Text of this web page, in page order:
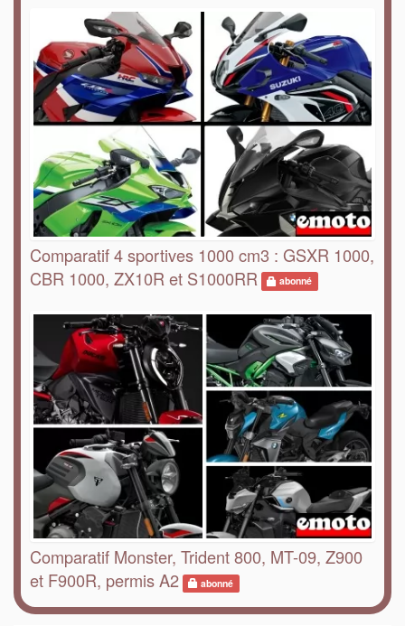
Comparatif 4 sportives 1000 cm3 : GSXR 1000,
CBR 1000, ZX10R et S1000RR
abonné
Comparatif Monster, Trident 800, MT-09, Z900
et F900R, permis A2
abonné